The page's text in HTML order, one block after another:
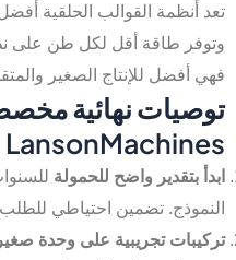
تعد أنظمة القوالب الحلقية
وتوفر طاقة أقل لكل طن على
فهي أفضل للإنتاج الصغير
توصيات نهائية
LansonMachines
ابدأ بتقدير واضح للحمولة
النموذج. تضمين احتياطي
تركيبات تجريبية على وحدة